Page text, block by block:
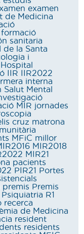
examen
de Medicina
formació
sanitaria
de la Santa
i
Hospital
IIR
IIR2022
interna
Salut Mental
MIR jornades
cruz matrona
MFiC millor
MIR2018
MIR21
pacients
PIR21 Portes
premis Premis
Psiquiatria R1
recerca
de Medicina
resident
residents